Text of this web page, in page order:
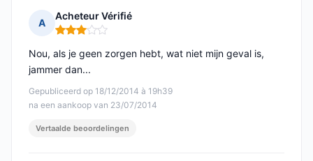
A
Acheteur Vérifié
Opmerking: 3 van 5
Gepubliceerd op 18/12/2014 à 19h39
na een aankoop van 23/07/2014
Nou, als je geen zorgen hebt, wat niet mijn geval is,
jammer dan...
Vertaalde beoordelingen